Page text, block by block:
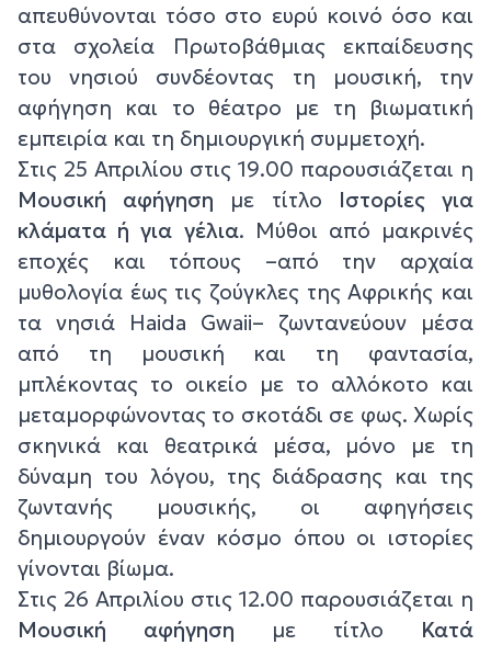
απευθύνονται τόσο στο ευρύ κοινό όσο και
στα σχολεία Πρωτοβάθμιας εκπαίδευσης
του νησιού συνδέοντας τη μουσική, την
αφήγηση και το θέατρο με τη βιωματική
εμπειρία και τη δημιουργική συμμετοχή.
Στις 25 Απριλίου στις 19.00 παρουσιάζεται η
Μουσική αφήγηση με τίτλο Ιστορίες για
κλάματα ή για γέλια. Μύθοι από μακρινές
εποχές και τόπους –από την αρχαία
μυθολογία έως τις ζούγκλες της Αφρικής και
τα νησιά Haida Gwaii– ζωντανεύουν μέσα
από τη μουσική και τη φαντασία,
μπλέκοντας το οικείο με το αλλόκοτο και
μεταμορφώνοντας το σκοτάδι σε φως. Χωρίς
σκηνικά και θεατρικά μέσα, μόνο με τη
δύναμη του λόγου, της διάδρασης και της
ζωντανής μουσικής, οι αφηγήσεις
δημιουργούν έναν κόσμο όπου οι ιστορίες
γίνονται βίωμα.
Στις 26 Απριλίου στις 12.00 παρουσιάζεται η
Μουσική αφήγηση με τίτλο Κατά